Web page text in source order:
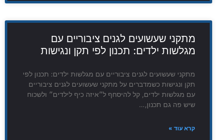
מתקני שעשועים לגנים ציבוריים עם
מגלשות ילדים: תכנון לפי תקן ונגישות
מתקני שעשועים לגנים ציבוריים עם מגלשות ילדים: תכנון לפי
תקן ונגישות כשמדברים על מתקני שעשועים לגנים ציבוריים
עם מגלשות ילדים, קל להיסחף ל״איזה כיף לילדים״ ולשכוח
שיש פה גם תכנון,…
קרא עוד »